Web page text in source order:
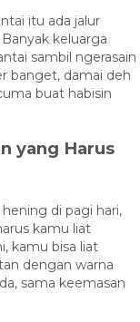
itu ada jalur
keluarga
sambil ngerasain
banget, damai deh
buat habisin
yang Harus
di pagi hari,
kamu liat
kamu bisa liat
dengan warna
sama keemasan